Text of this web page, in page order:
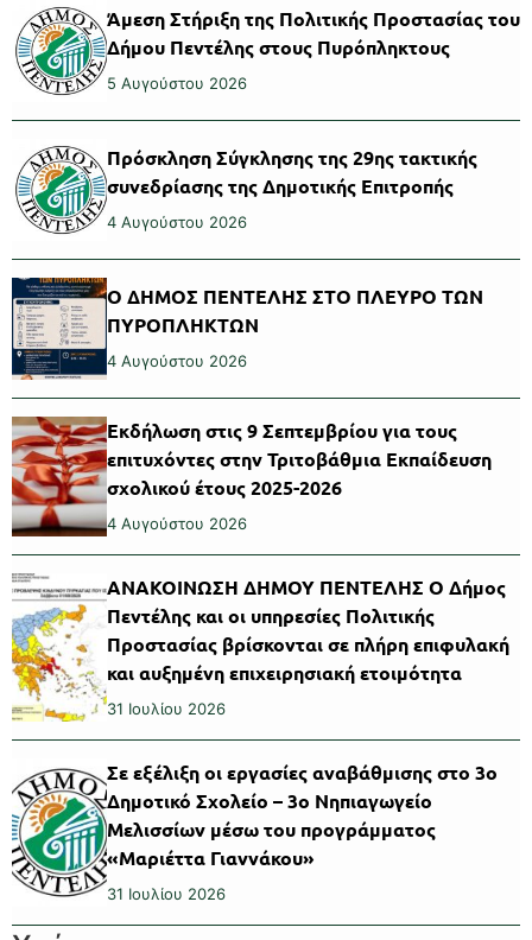
Άμεση Στήριξη της Πολιτικής Προστασίας του
Δήμου Πεντέλης στους Πυρόπληκτους
5 Αυγούστου 2026
Πρόσκληση Σύγκλησης της 29ης τακτικής
συνεδρίασης της Δημοτικής Επιτροπής
4 Αυγούστου 2026
Ο ΔΗΜΟΣ ΠΕΝΤΕΛΗΣ ΣΤΟ ΠΛΕΥΡΟ ΤΩΝ
ΠΥΡΟΠΛΗΚΤΩΝ
4 Αυγούστου 2026
Εκδήλωση στις 9 Σεπτεμβρίου για τους
επιτυχόντες στην Τριτοβάθμια Εκπαίδευση
σχολικού έτους 2025-2026
4 Αυγούστου 2026
ΑΝΑΚΟΙΝΩΣΗ ΔΗΜΟΥ ΠΕΝΤΕΛΗΣ Ο Δήμος
Πεντέλης και οι υπηρεσίες Πολιτικής
Προστασίας βρίσκονται σε πλήρη επιφυλακή
και αυξημένη επιχειρησιακή ετοιμότητα
31 Ιουλίου 2026
Σε εξέλιξη οι εργασίες αναβάθμισης στο 3ο
Δημοτικό Σχολείο – 3ο Νηπιαγωγείο
Μελισσίων μέσω του προγράμματος
«Μαριέττα Γιαννάκου»
31 Ιουλίου 2026